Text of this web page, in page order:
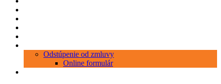
Odstúpenie od zmluvy
Online formulár